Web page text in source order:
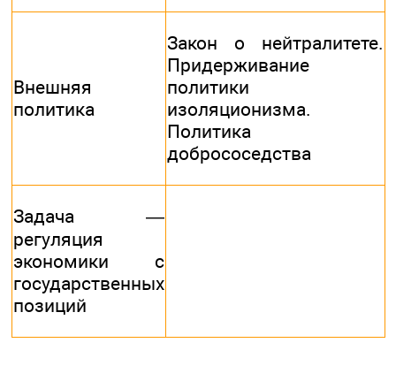
Внешняя
политика
Закон о нейтралитете.
Придерживание
политики
изоляционизма.
Политика
добрососедства
Задача —
регуляция
экономики с
государственных
позиций